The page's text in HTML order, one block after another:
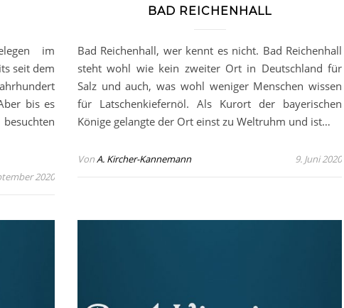
im
seit dem
bis es
2020
BAD REICHENHALL
Bad Reichenhall, wer kennt es nicht. Bad Reichenhall
steht wohl wie kein zweiter Ort in Deutschland für
Salz und auch, was wohl weniger Menschen wissen
für Latschenkiefernöl. Als Kurort der bayerischen
Könige gelangte der Ort einst zu Weltruhm und ist…
VonA. Kircher-Kannemann 9. Juni 2020